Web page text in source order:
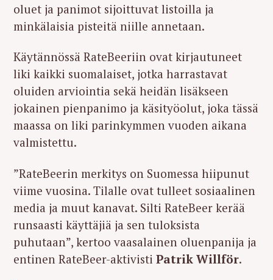
oluet ja panimot sijoittuvat listoilla ja
minkälaisia pisteitä niille annetaan.
Käytännössä RateBeeriin ovat kirjautuneet
liki kaikki suomalaiset, jotka harrastavat
oluiden arviointia sekä heidän lisäkseen
jokainen pienpanimo ja käsityöolut, joka tässä
maassa on liki parinkymmen vuoden aikana
valmistettu.
”RateBeerin merkitys on Suomessa hiipunut
viime vuosina. Tilalle ovat tulleet sosiaalinen
media ja muut kanavat. Silti RateBeer kerää
runsaasti käyttäjiä ja sen tuloksista
puhutaan”, kertoo vaasalainen oluenpanija ja
entinen RateBeer-aktivisti Patrik Willför.